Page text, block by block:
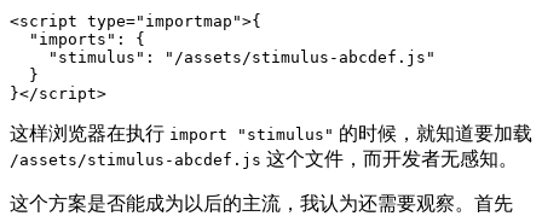
<script type="importmap">{
" imports " :
{
" stimulus " : " /assets/stimulus-abcdef.js "
}
}</script>
这样浏览器在执行 import "stimulus" 的时候，就知道要加载
/assets/stimulus-abcdef.js 这个文件，而开发者无感知。
这个方案是否能成为以后的主流，我认为还需要观察。首先